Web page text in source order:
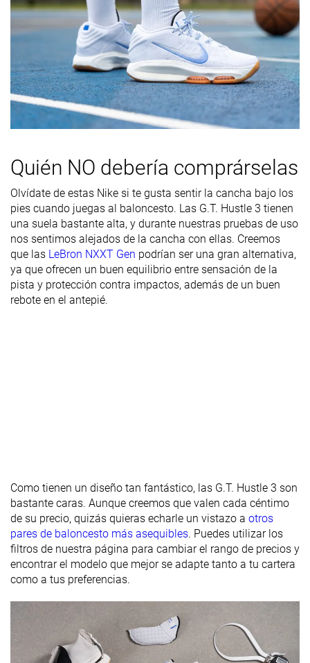
laboratorio
Antepié 26.8 mm 21.1 mm 20.7 mm
Media talla más
pequeñas
Tallan un poquito
pequeño
Tallan un
pequeño
Rigidez de la
Firme -
Rigidez
torsional
Moderadas Moderadas Moderadas
Rigidez del
contrafuerte
del talón
Moderadas Flexibles Moderadas
Anchura /
ajuste
Media Media
Anchura de la
Ancha
del acolchado
del talón
Durabilidad
de la parte
delantera
Decente Decente Buena
Grosor de la
plantilla
Estándar
suela
Estándar Muy dura
Quién NO debería comprárselas
Olvídate de estas Nike si te gusta sentir la cancha bajo los
pies cuando juegas al baloncesto. Las G.T. Hustle 3 tienen
una suela bastante alta, y durante nuestras pruebas de uso
nos sentimos alejados de la cancha con ellas. Creemos
que las LeBron NXXT Gen podrían ser una gran alternativa,
ya que ofrecen un buen equilibrio entre sensación de la
pista y protección contra impactos, además de un buen
rebote en el antepié.
Como tienen un diseño tan fantástico, las G.T. Hustle 3 son
bastante caras. Aunque creemos que valen cada céntimo
de su precio, quizás quieras echarle un vistazo a otros
pares de baloncesto más asequibles. Puedes utilizar los
filtros de nuestra página para cambiar el rango de precios y
encontrar el modelo que mejor se adapte tanto a tu cartera
como a tus preferencias.